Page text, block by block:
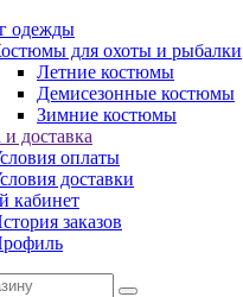
одежды
для охоты и рыбалки
Летние костюмы
Демисезонные костюмы
Зимние костюмы
доставка
оплаты
доставки
кабинет
заказов